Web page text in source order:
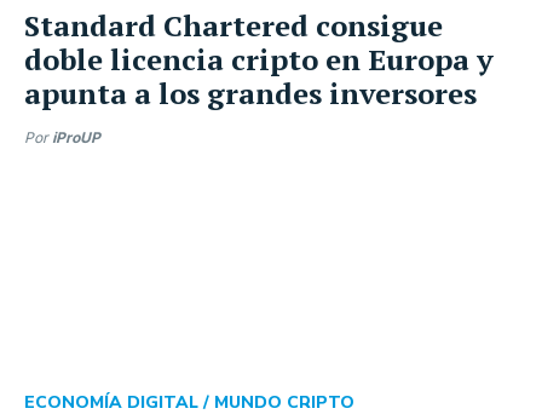
Standard Chartered consigue
doble licencia cripto en Europa y
apunta a los grandes inversores
Por iProUP
ECONOMÍA DIGITAL / MUNDO CRIPTO